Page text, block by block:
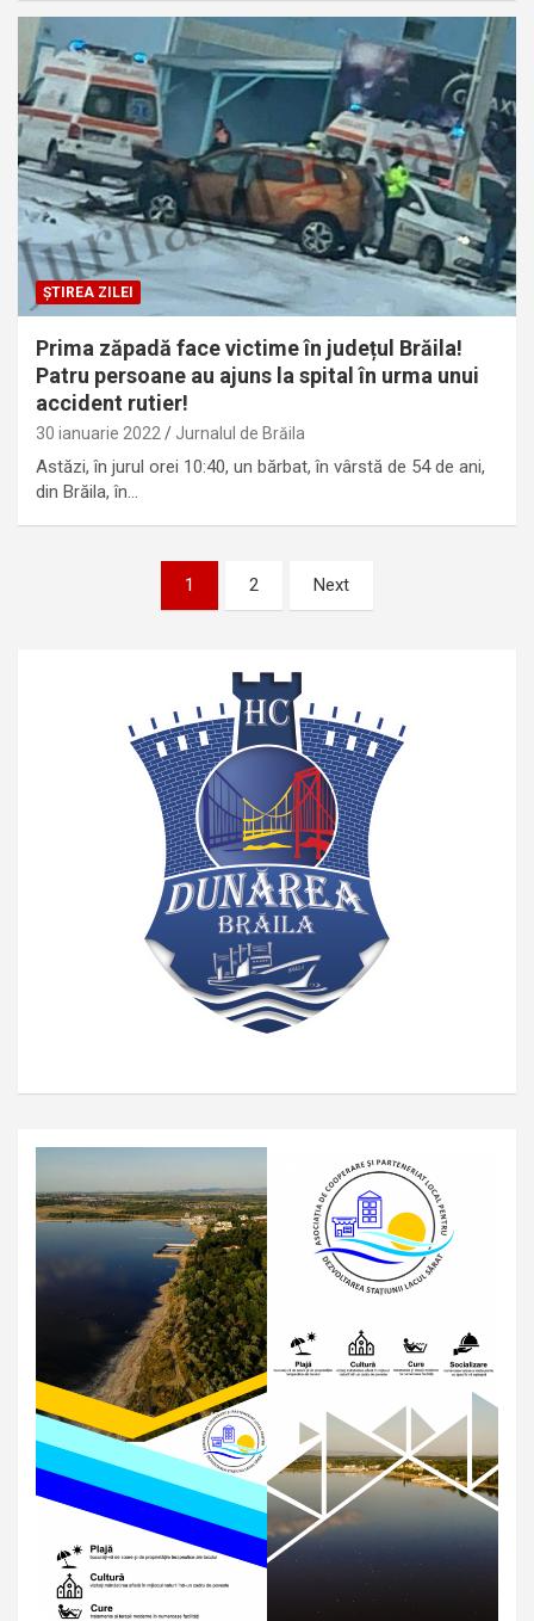
ȘTIREA ZILEI
Prima zăpadă face victime în județul Brăila!
Patru persoane au ajuns la spital în urma unui
accident rutier!
30 ianuarie 2022 Jurnalul de Brăila
Astăzi, în jurul orei 10:40, un bărbat, în vârstă de 54 de ani,
din Brăila, în…
1 2 Next